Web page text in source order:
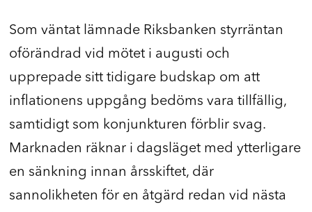
Som väntat lämnade Riksbanken styrräntan
oförändrad vid mötet i augusti och
upprepade sitt tidigare budskap om att
inflationens uppgång bedöms vara tillfällig,
samtidigt som konjunkturen förblir svag.
Marknaden räknar i dagsläget med ytterligare
en sänkning innan årsskiftet, där
sannolikheten för en åtgärd redan vid nästa